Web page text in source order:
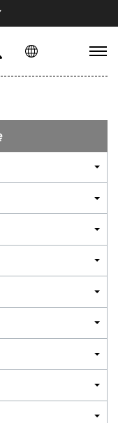
PL EN
odpowiedzi
z akcjonariuszami